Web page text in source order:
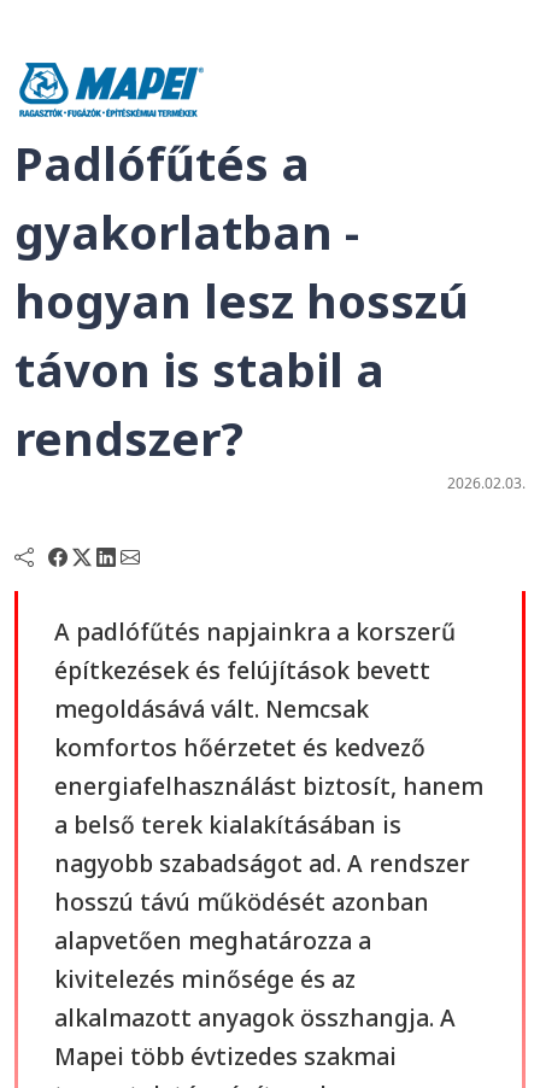
Padlófűtés a
gyakorlatban -
hogyan lesz hosszú
távon is stabil a
rendszer?
2026.02.03.
A padlófűtés napjainkra a korszerű
építkezések és felújítások bevett
megoldásává vált. Nemcsak
komfortos hőérzetet és kedvező
energiafelhasználást biztosít, hanem
a belső terek kialakításában is
nagyobb szabadságot ad. A rendszer
hosszú távú működését azonban
alapvetően meghatározza a
kivitelezés minősége és az
alkalmazott anyagok összhangja. A
Mapei több évtizedes szakmai